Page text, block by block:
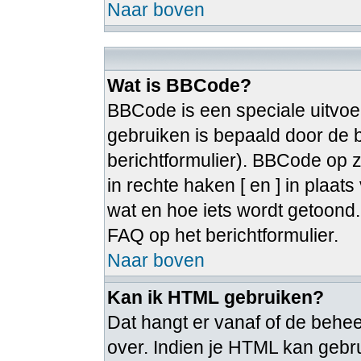
Naar boven
Wat is BBCode?
BBCode is een speciale
gebruiken is bepaald door de
berichtformulier). BBCode op
in rechte haken [ en ] in
wat en hoe iets wordt
FAQ op het berichtformulier.
Naar boven
Kan ik HTML gebruiken?
Dat hangt er vanaf of de
over. Indien je HTML kan